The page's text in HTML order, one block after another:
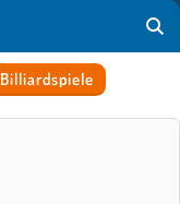
Billiardspiele